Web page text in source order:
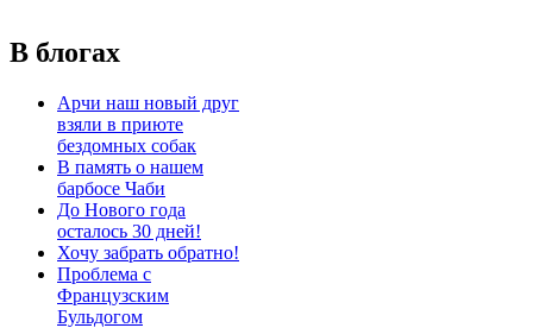
В блогах
Арчи наш новый друг
взяли в приюте
бездомных собак
В память о нашем
барбосе Чаби
До Нового года
осталось 30 дней!
Хочу забрать обратно!
Проблема с
Французским
Бульдогом